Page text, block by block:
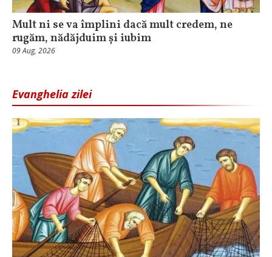
Mult ni se va împlini dacă mult credem, ne
rugăm, nădăjduim și iubim
09 Aug, 2026
Evanghelia zilei